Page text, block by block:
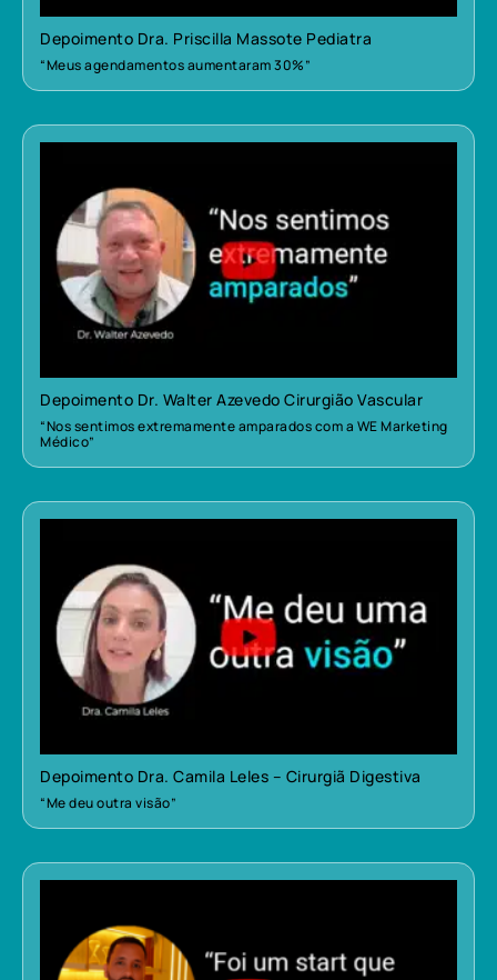
Depoimento Dra. Priscilla Massote Pediatra
“Meus agendamentos aumentaram 30%”
Depoimento Dr. Walter Azevedo Cirurgião Vascular
“Nos sentimos extremamente amparados com a WE Marketing
Médico”
Depoimento Dra. Camila Leles – Cirurgiã Digestiva
“Me deu outra visão”